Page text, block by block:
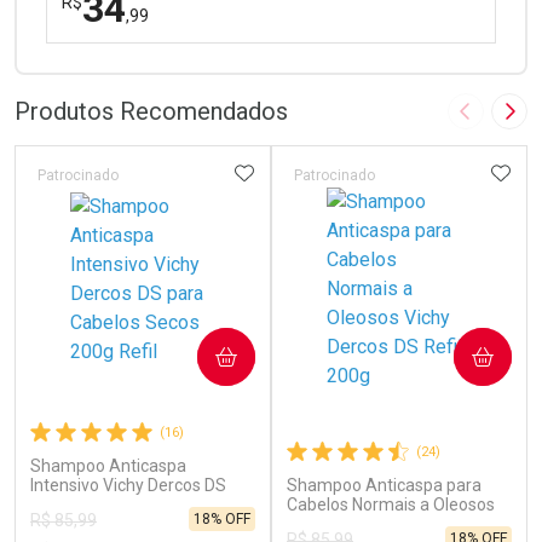
,99
Laboratório
Ativar Desconto
Por R$ 34,99/cada
Por Menos
Por R$ 34,99/cada
Produtos Recomendados Imagem
(16)
Shampoo Anticaspa
Intensivo Vichy Dercos DS
para Cabelos Secos 200g
Refil
Patrocinado
R$ 85,99
18% OFF
ADICIONAR AOS FAVORITOS
COMPRAR
(24)
Shampoo Anticaspa para
Cabelos Normais a Oleosos
Vichy Dercos DS Refil 200g
Patrocinado
18% OFF
COMPRAR